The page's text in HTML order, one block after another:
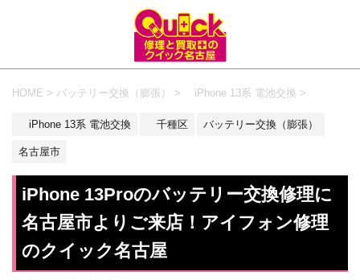
HOME > バッテリー交換（膨張） > iPhone 13系 電池交換 >
iPhone 13系 電池交換 千種区 バッテリー交換（膨張）
名古屋市
iPhone 13Proのバッテリー交換修理に
名古屋市よりご来店！アイフォン修理
のクイック名古屋